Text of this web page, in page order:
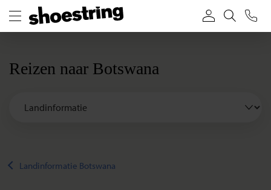
Reizen naar Botswana
Landinformatie Botswana